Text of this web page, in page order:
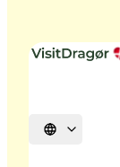
Vælg sprog